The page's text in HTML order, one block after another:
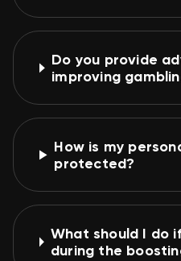
Do you provide
improving
How is my
protected?
What should I do
during the